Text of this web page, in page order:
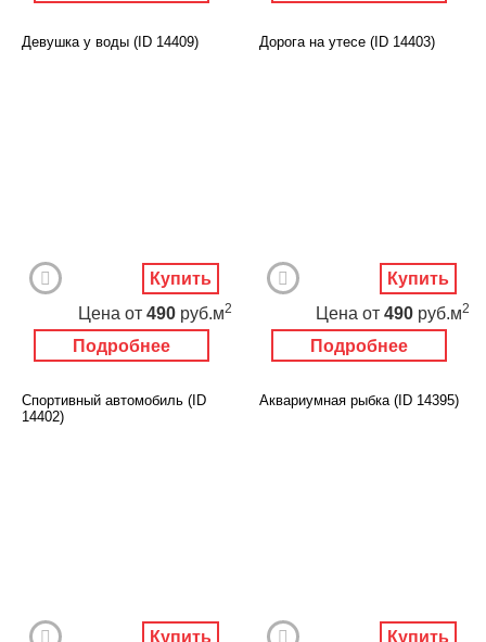
Девушка у воды (ID 14409)
Подробнее
Цена от 490 руб.м2
Купить
Дорога на утесе (ID 14403)
Подробнее
Цена от 490 руб.м2
Купить
Спортивный автомобиль (ID
14402)
Купить
Аквариумная рыбка (ID 14395)
Купить